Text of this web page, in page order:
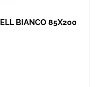
BIANCO 85X200